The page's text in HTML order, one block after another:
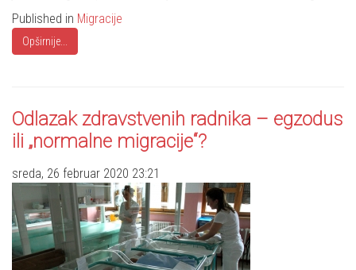
Published in Migracije
Opširnije...
Odlazak zdravstvenih radnika – egzodus
ili „normalne migracije“?
sreda, 26 februar 2020 23:21